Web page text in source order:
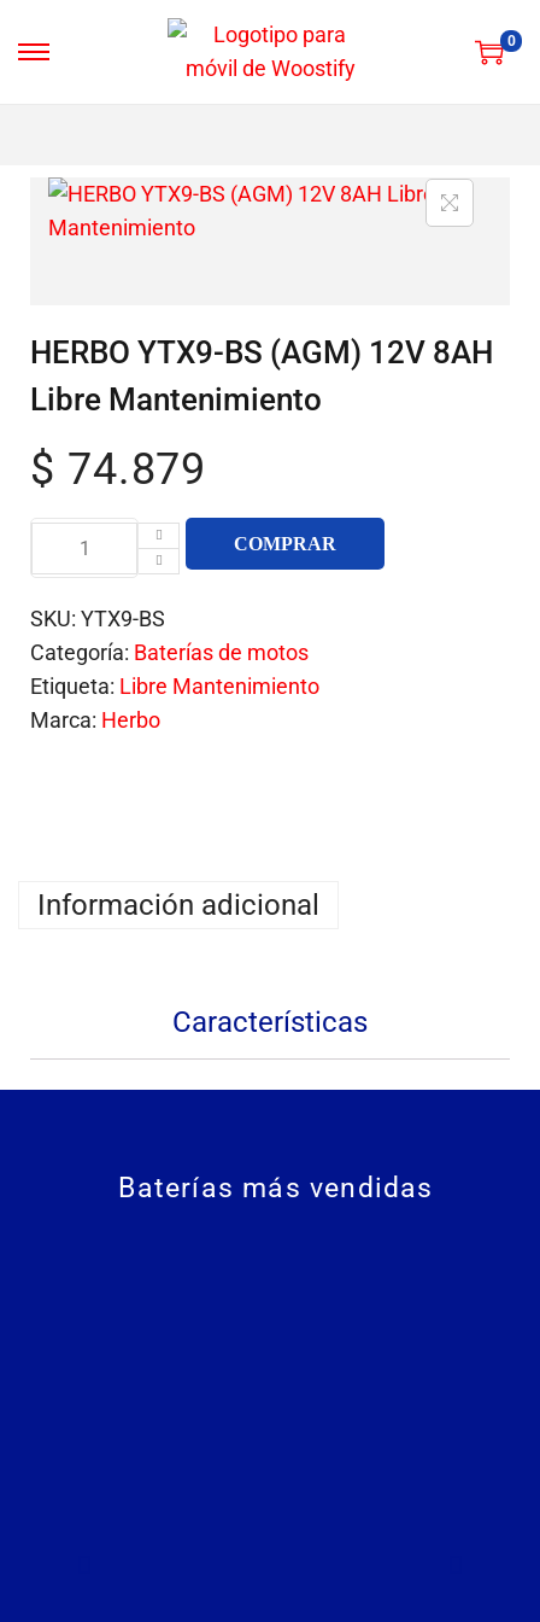
0
HERBO YTX9-BS (AGM) 12V 8AH
Libre Mantenimiento
$ 74.879
COMPRAR
SKU: YTX9-BS
Categoría: Baterías de motos
Etiqueta: Libre Mantenimiento
Marca: Herbo
Información adicional
Características
Baterías más vendidas